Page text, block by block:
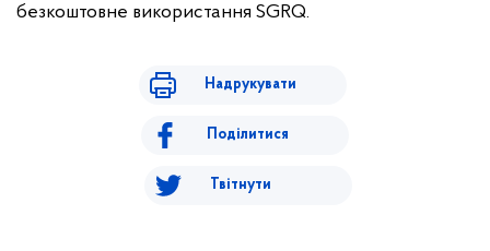
безкоштовне використання SGRQ.
Надрукувати
Поділитися
Твітнути